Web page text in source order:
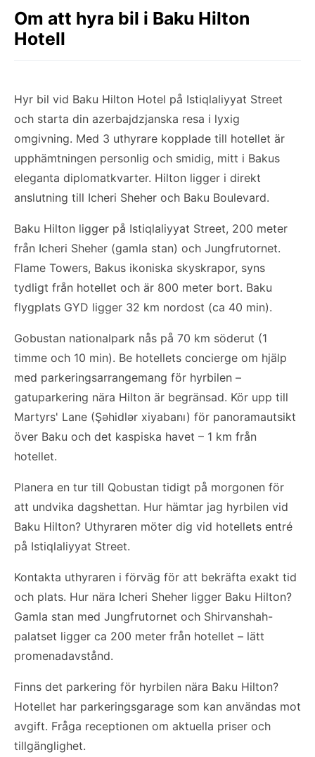
Om att hyra bil i Baku Hilton
Hotell
Hyr bil vid Baku Hilton Hotel på Istiqlaliyyat Street
och starta din azerbajdzjanska resa i lyxig
omgivning. Med 3 uthyrare kopplade till hotellet är
upphämtningen personlig och smidig, mitt i Bakus
eleganta diplomatkvarter. Hilton ligger i direkt
anslutning till Icheri Sheher och Baku Boulevard.
Baku Hilton ligger på Istiqlaliyyat Street, 200 meter
från Icheri Sheher (gamla stan) och Jungfrutornet.
Flame Towers, Bakus ikoniska skyskrapor, syns
tydligt från hotellet och är 800 meter bort. Baku
flygplats GYD ligger 32 km nordost (ca 40 min).
Gobustan nationalpark nås på 70 km söderut (1
timme och 10 min). Be hotellets concierge om hjälp
med parkeringsarrangemang för hyrbilen –
gatuparkering nära Hilton är begränsad. Kör upp till
Martyrs' Lane (Şəhidlər xiyabanı) för panoramautsikt
över Baku och det kaspiska havet – 1 km från
hotellet.
Planera en tur till Qobustan tidigt på morgonen för
att undvika dagshettan. Hur hämtar jag hyrbilen vid
Baku Hilton? Uthyraren möter dig vid hotellets entré
på Istiqlaliyyat Street.
Kontakta uthyraren i förväg för att bekräfta exakt tid
och plats. Hur nära Icheri Sheher ligger Baku Hilton?
Gamla stan med Jungfrutornet och Shirvanshah-
palatset ligger ca 200 meter från hotellet – lätt
promenadavstånd.
Finns det parkering för hyrbilen nära Baku Hilton?
Hotellet har parkeringsgarage som kan användas mot
avgift. Fråga receptionen om aktuella priser och
tillgänglighet.